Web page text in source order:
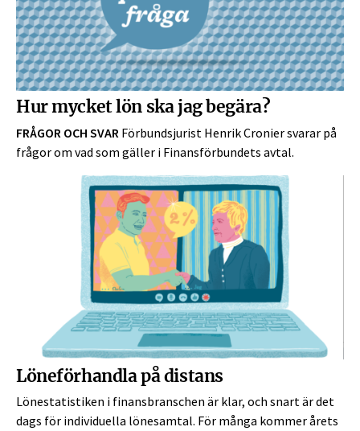
Hur mycket lön ska jag begära?
FRÅGOR OCH SVAR Förbundsjurist Henrik Cronier svarar på
frågor om vad som gäller i Finansförbundets avtal.
Löneförhandla på distans
Lönestatistiken i finansbranschen är klar, och snart är det
dags för individuella lönesamtal. För många kommer årets